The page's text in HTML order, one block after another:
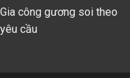
Gia công gương soi theo
yêu cầu